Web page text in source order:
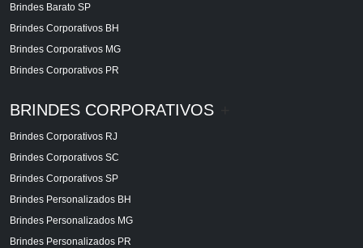
Brindes Barato SP
Brindes Corporativos BH
Brindes Corporativos MG
Brindes Corporativos PR
BRINDES CORPORATIVOS
Brindes Corporativos RJ
Brindes Corporativos SC
Brindes Corporativos SP
Brindes Personalizados BH
Brindes Personalizados MG
Brindes Personalizados PR